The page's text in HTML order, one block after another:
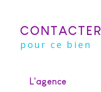
CONTACTER
pour ce bien
L'agence